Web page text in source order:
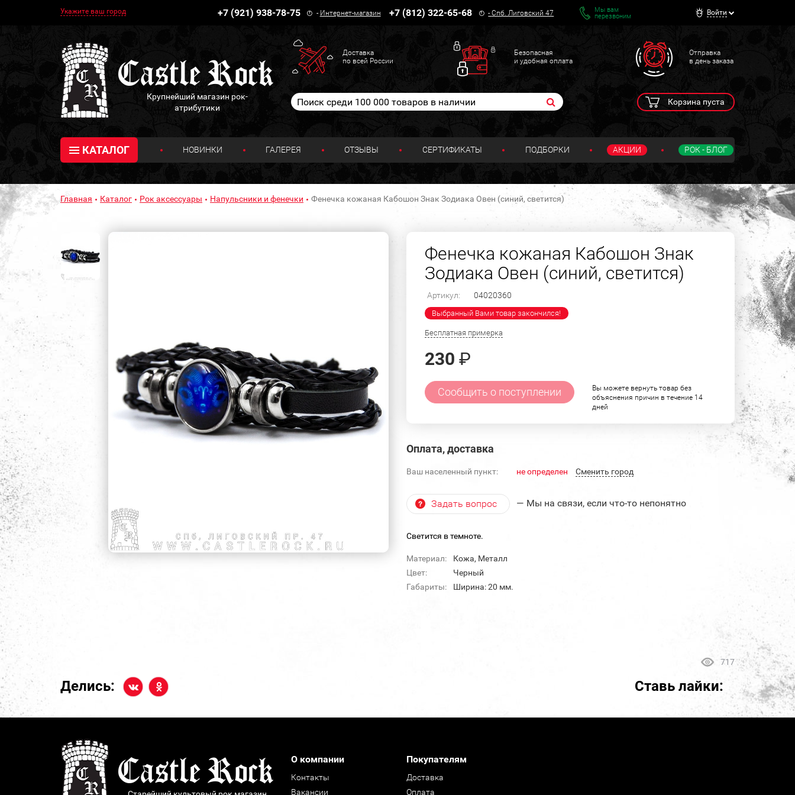
Укажите ваш город +7 (921) 938-78-75 - Интернет-магазин +7 (812) 322-65-68 -Спб. Лиговский 47
Мы вам
перезвоним
Войти
Крупнейший магазин рок-
атрибутики
Доставка
по всей России
Безопасная
и удобная оплата
Отправка
в день заказа
Корзина пуста
КАТАЛОГ НОВИНКИ ГАЛЕРЕЯ ОТЗЫВЫ СЕРТИФИКАТЫ ПОДБОРКИ АКЦИИ РОК - БЛОГ
Главная Каталог Рок аксессуары Напульсники и фенечки Фенечка кожаная Кабошон Знак Зодиака Овен (синий, светится)
Фенечка кожаная Кабошон Знак
Зодиака Овен (синий, светится)
Артикул: 04020360
Выбранный Вами товар закончился!
Бесплатная примерка
230 ₽
Сообщить о поступлении
Вы можете вернуть товар без
объяснения причин в течение 14
дней
Оплата, доставка
Ваш населенный пункт: не определен Cменить город
Задать вопрос — Мы на связи, если что-то непонятно
Светится в темноте.
Материал:
Кожа, Металл
Цвет:
Черный
Габариты:
Ширина: 20 мм.
717
Делись: Ставь лайки:
О компании
Контакты
Вакансии
Покупателям
Доставка
Оплата